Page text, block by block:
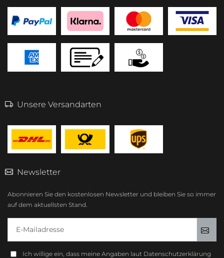
Unsere Versandarten
Newsletter
Abonnieren Sie den kostenlosen Newsletter und bleiben Sie so immer
auf dem aktuellsten Stand.
Ich willige ein, dass meine Angaben laut Datenschutzerklärung